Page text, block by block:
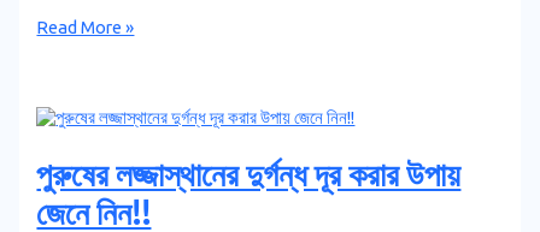
Read More »
পুরুষের লজ্জাস্থানের দুর্গন্ধ দূর করার উপায়
জেনে নিন!!